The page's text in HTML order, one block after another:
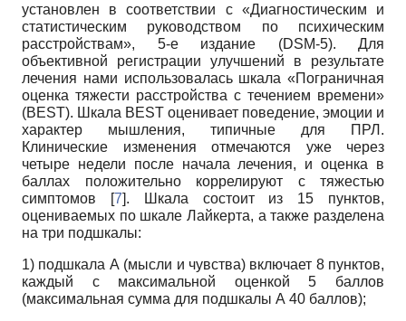
установлен в соответствии с «Диагностическим и
статистическим руководством по психическим
расстройствам», 5-е издание (DSM-5). Для
объективной регистрации улучшений в результате
лечения нами использовалась шкала «Пограничная
оценка тяжести расстройства с течением времени»
(BEST). Шкала BEST оценивает поведение, эмоции и
характер мышления, типичные для ПРЛ.
Клинические изменения отмечаются уже через
четыре недели после начала лечения, и оценка в
баллах положительно коррелируют с тяжестью
симптомов [7]. Шкала состоит из 15 пунктов,
оцениваемых по шкале Лайкерта, а также разделена
на три подшкалы:
1) подшкала А (мысли и чувства) включает 8 пунктов,
каждый с максимальной оценкой 5 баллов
(максимальная сумма для подшкалы А 40 баллов);